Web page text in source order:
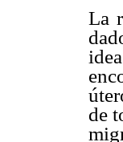
La
de